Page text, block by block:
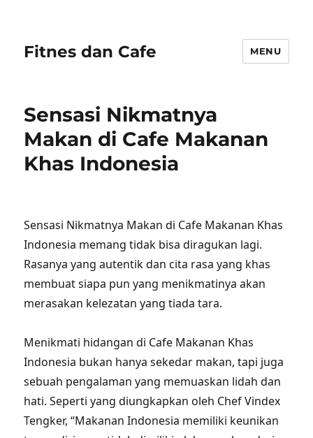
Fitnes dan Cafe MENU
Sensasi Nikmatnya
Makan di Cafe Makanan
Khas Indonesia
Sensasi Nikmatnya Makan di Cafe Makanan Khas
Indonesia memang tidak bisa diragukan lagi.
Rasanya yang autentik dan cita rasa yang khas
membuat siapa pun yang menikmatinya akan
merasakan kelezatan yang tiada tara.
Menikmati hidangan di Cafe Makanan Khas
Indonesia bukan hanya sekedar makan, tapi juga
sebuah pengalaman yang memuaskan lidah dan
hati. Seperti yang diungkapkan oleh Chef Vindex
Tengker, “Makanan Indonesia memiliki keunikan